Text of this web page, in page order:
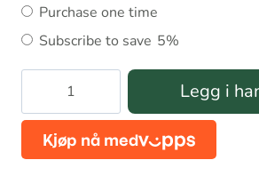
Choose
purchase
type
Purchase one time
Subscribe to save 5%
Applaws
Tuna
Legg i